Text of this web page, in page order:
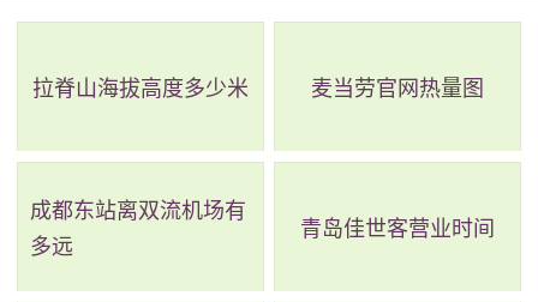
拉脊山海拔高度多少米 麦当劳官网热量图
成都东站离双流机场有
多远
青岛佳世客营业时间